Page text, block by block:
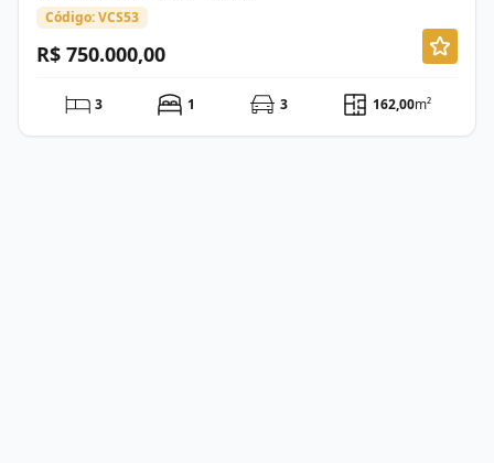
Código: VCS53
R$ 750.000,00
3 1 3 162,00m²